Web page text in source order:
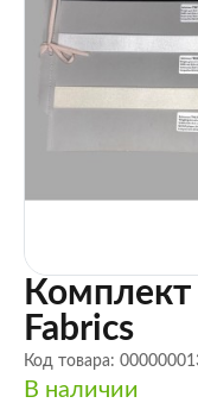
Комплект
Fabrics
Код товара:
В наличии